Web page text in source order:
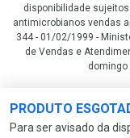
PRODUTO
Para ser avisado da
disponibilidade
antimicrobianos vendas
344 - 01/02/1999 -
de Vendas e
domingo